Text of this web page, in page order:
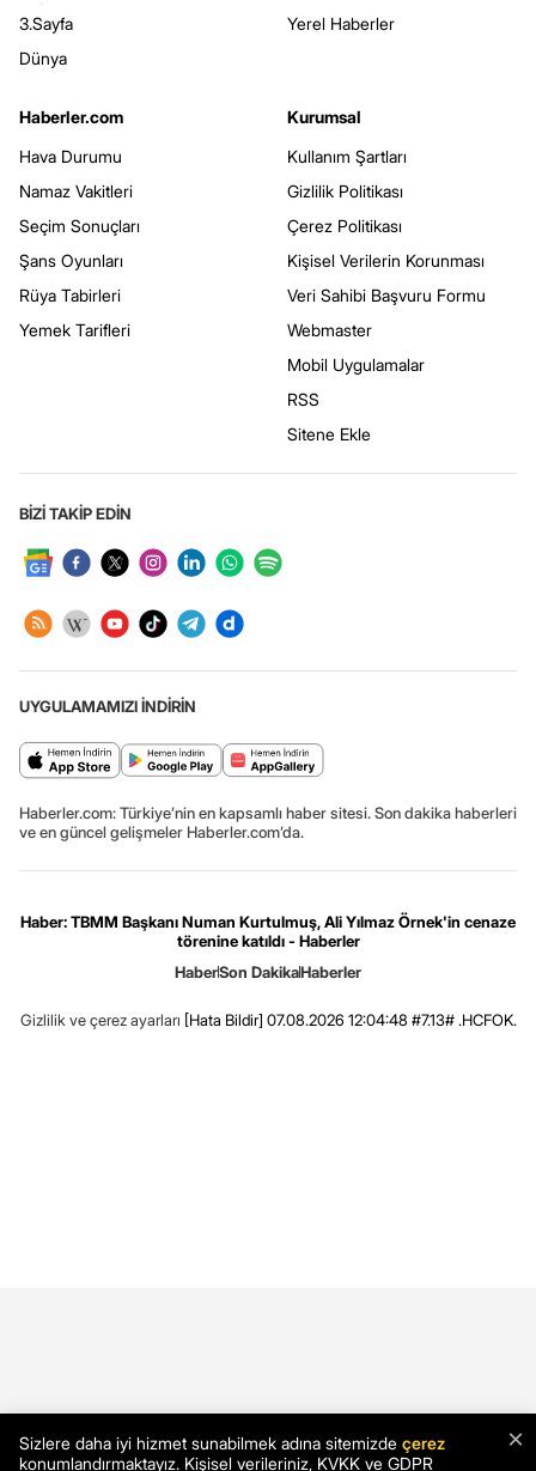
3.Sayfa
Dünya
Yerel Haberler
Haberler.com
Hava Durumu
Namaz Vakitleri
Seçim Sonuçları
Şans Oyunları
Rüya Tabirleri
Yemek Tarifleri
Kurumsal
Kullanım Şartları
Gizlilik Politikası
Çerez Politikası
Kişisel Verilerin Korunması
Veri Sahibi Başvuru Formu
Webmaster
Mobil Uygulamalar
RSS
Sitene Ekle
BİZİ TAKİP EDİN
UYGULAMAMIZI İNDİRİN
Haberler.com: Türkiye’nin en kapsamlı haber sitesi. Son dakika haberleri
ve en güncel gelişmeler Haberler.com’da.
Haber: TBMM Başkanı Numan Kurtulmuş, Ali Yılmaz Örnek'in cenaze
törenine katıldı - Haberler
HaberSon DakikaHaberler
Gizlilik ve çerez ayarları [Hata Bildir] 07.08.2026 12:04:48 #7.13# .HCFOK.
×
Sizlere daha iyi hizmet sunabilmek adına sitemizde çerez
konumlandırmaktayız. Kişisel verileriniz, KVKK ve GDPR